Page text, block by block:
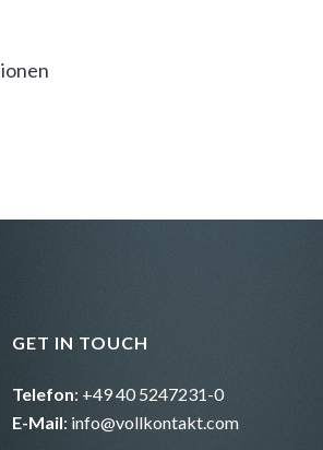
GET IN TOUCH
Telefon: +49 40 5247231-0
E-Mail: info@vollkontakt.com